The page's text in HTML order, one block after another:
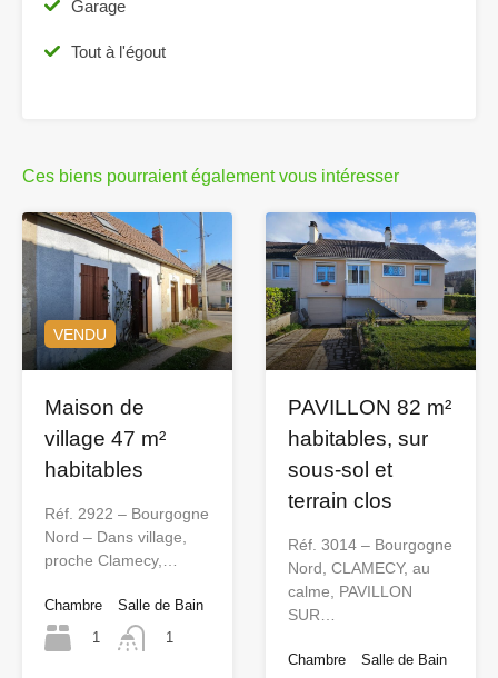
Garage
Tout à l'égout
Ces biens pourraient également vous intéresser
VENDU
Maison de
village 47 m²
habitables
Réf. 2922 – Bourgogne
Nord – Dans village,
proche Clamecy,…
Chambre
1
Salle de Bain
1
PAVILLON 82 m²
habitables, sur
sous-sol et
terrain clos
Réf. 3014 – Bourgogne
Nord, CLAMECY, au
calme, PAVILLON
SUR…
Chambre
Salle de Bain